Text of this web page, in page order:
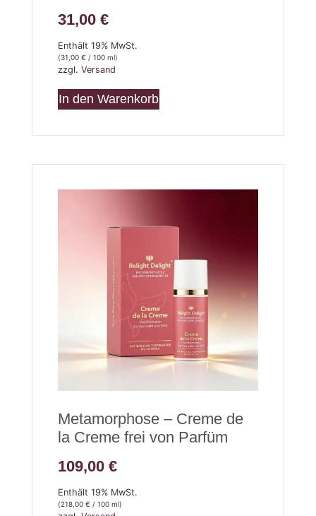
31,00 €
Enthält 19% MwSt.
(31,00 € / 100 ml)
zzgl. Versand
In den Warenkorb
Metamorphose – Creme de
la Creme frei von Parfüm
109,00 €
Enthält 19% MwSt.
(218,00 € / 100 ml)